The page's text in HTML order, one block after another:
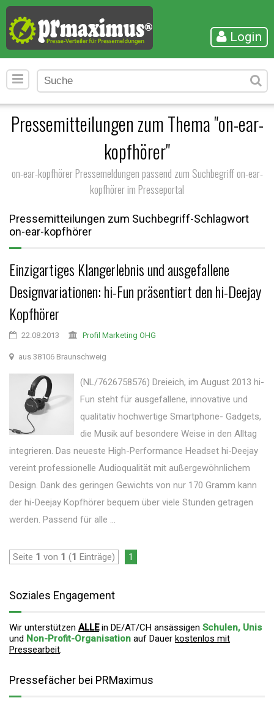
Login
Pressemitteilungen zum Thema "on-ear-
kopfhörer"
on-ear-kopfhörer Pressemeldungen passend zum Suchbegriff on-ear-
kopfhörer im Presseportal
Pressemitteilungen zum Suchbegriff-Schlagwort
on-ear-kopfhörer
Einzigartiges Klangerlebnis und ausgefallene
Designvariationen: hi-Fun präsentiert den hi-Deejay
Kopfhörer
22.08.2013 Profil Marketing OHG
aus 38106 Braunschweig
(NL/7626758576) Dreieich, im August 2013 hi-
Fun steht für ausgefallene, innovative und
qualitativ hochwertige Smartphone- Gadgets,
die Musik auf besondere Weise in den Alltag
integrieren. Das neueste High-Performance Headset hi-Deejay
vereint professionelle Audioqualität mit außergewöhnlichem
Design. Dank des geringen Gewichts von nur 170 Gramm kann
der hi-Deejay Kopfhörer bequem über viele Stunden getragen
werden. Passend für alle ...
Seite 1 von 1 (1 Einträge) 1
Soziales Engagement
Wir unterstützen ALLEin DE/AT/CH ansässigen Schulen, Unis
und Non-Profit-Organisation auf Dauer kostenlos mit
Pressearbeit.
Pressefächer bei PRMaximus